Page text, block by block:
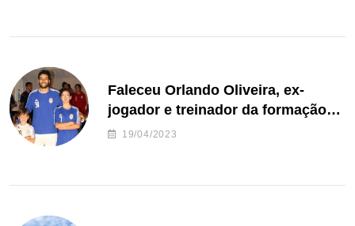
Faleceu Orlando Oliveira, ex-
jogador e treinador da formação
de andebol do Feirense
19/04/2023